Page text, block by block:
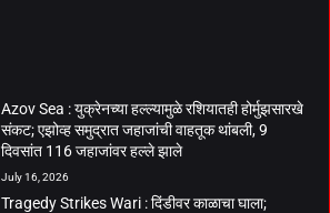
Azov Sea : युक्रेनच्या हल्ल्यामुळे रशियातही होर्मुझसारखे
संकट; एझोव्ह समुद्रात जहाजांची वाहतूक थांबली, 9
दिवसांत 116 जहाजांवर हल्ले झाले
July 16, 2026
Tragedy Strikes Wari : दिंडीवर काळाचा घाला;